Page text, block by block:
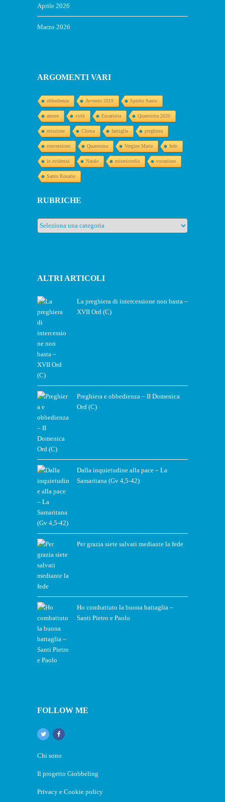
Aprile 2026
Marzo 2026
ARGOMENTI VARI
obbedienza Avvento 2019 Spirito Santo
amore virtù Eucaristia Quaresima 2020
missione Chiesa famiglia preghiera
conversione Quaresima Vergine Maria fede
in evidenza Natale misericordia vocazione
Santo Rosario
RUBRICHE
Rubriche
ALTRI ARTICOLI
La preghiera di intercessione non basta –
XVII Ord (C)
Preghiera e obbedienza – II Domenica
Ord (C)
Dalla inquietudine alla pace – La
Samaritana (Gv 4,5-42)
Per grazia siete salvati mediante la fede
Ho combattuto la buona battaglia –
Santi Pietro e Paolo
FOLLOW ME
Chi sono
Il progetto Giobbeling
Privacy e Cookie policy